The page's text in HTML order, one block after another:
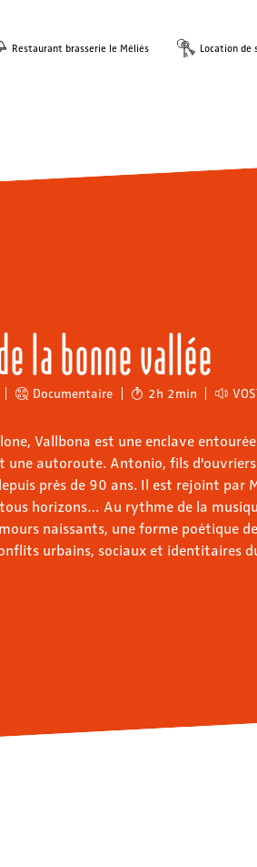
Restaurant brasserie le Méliès Location de
la bonne vallée
Documentaire 2h 2min
Vallbona est une enclave
une autoroute. Antonio, fils
près de 90 ans. Il est rejoint par
horizons… Au rythme de la
naissants, une forme poétique
urbains, sociaux et identitaires